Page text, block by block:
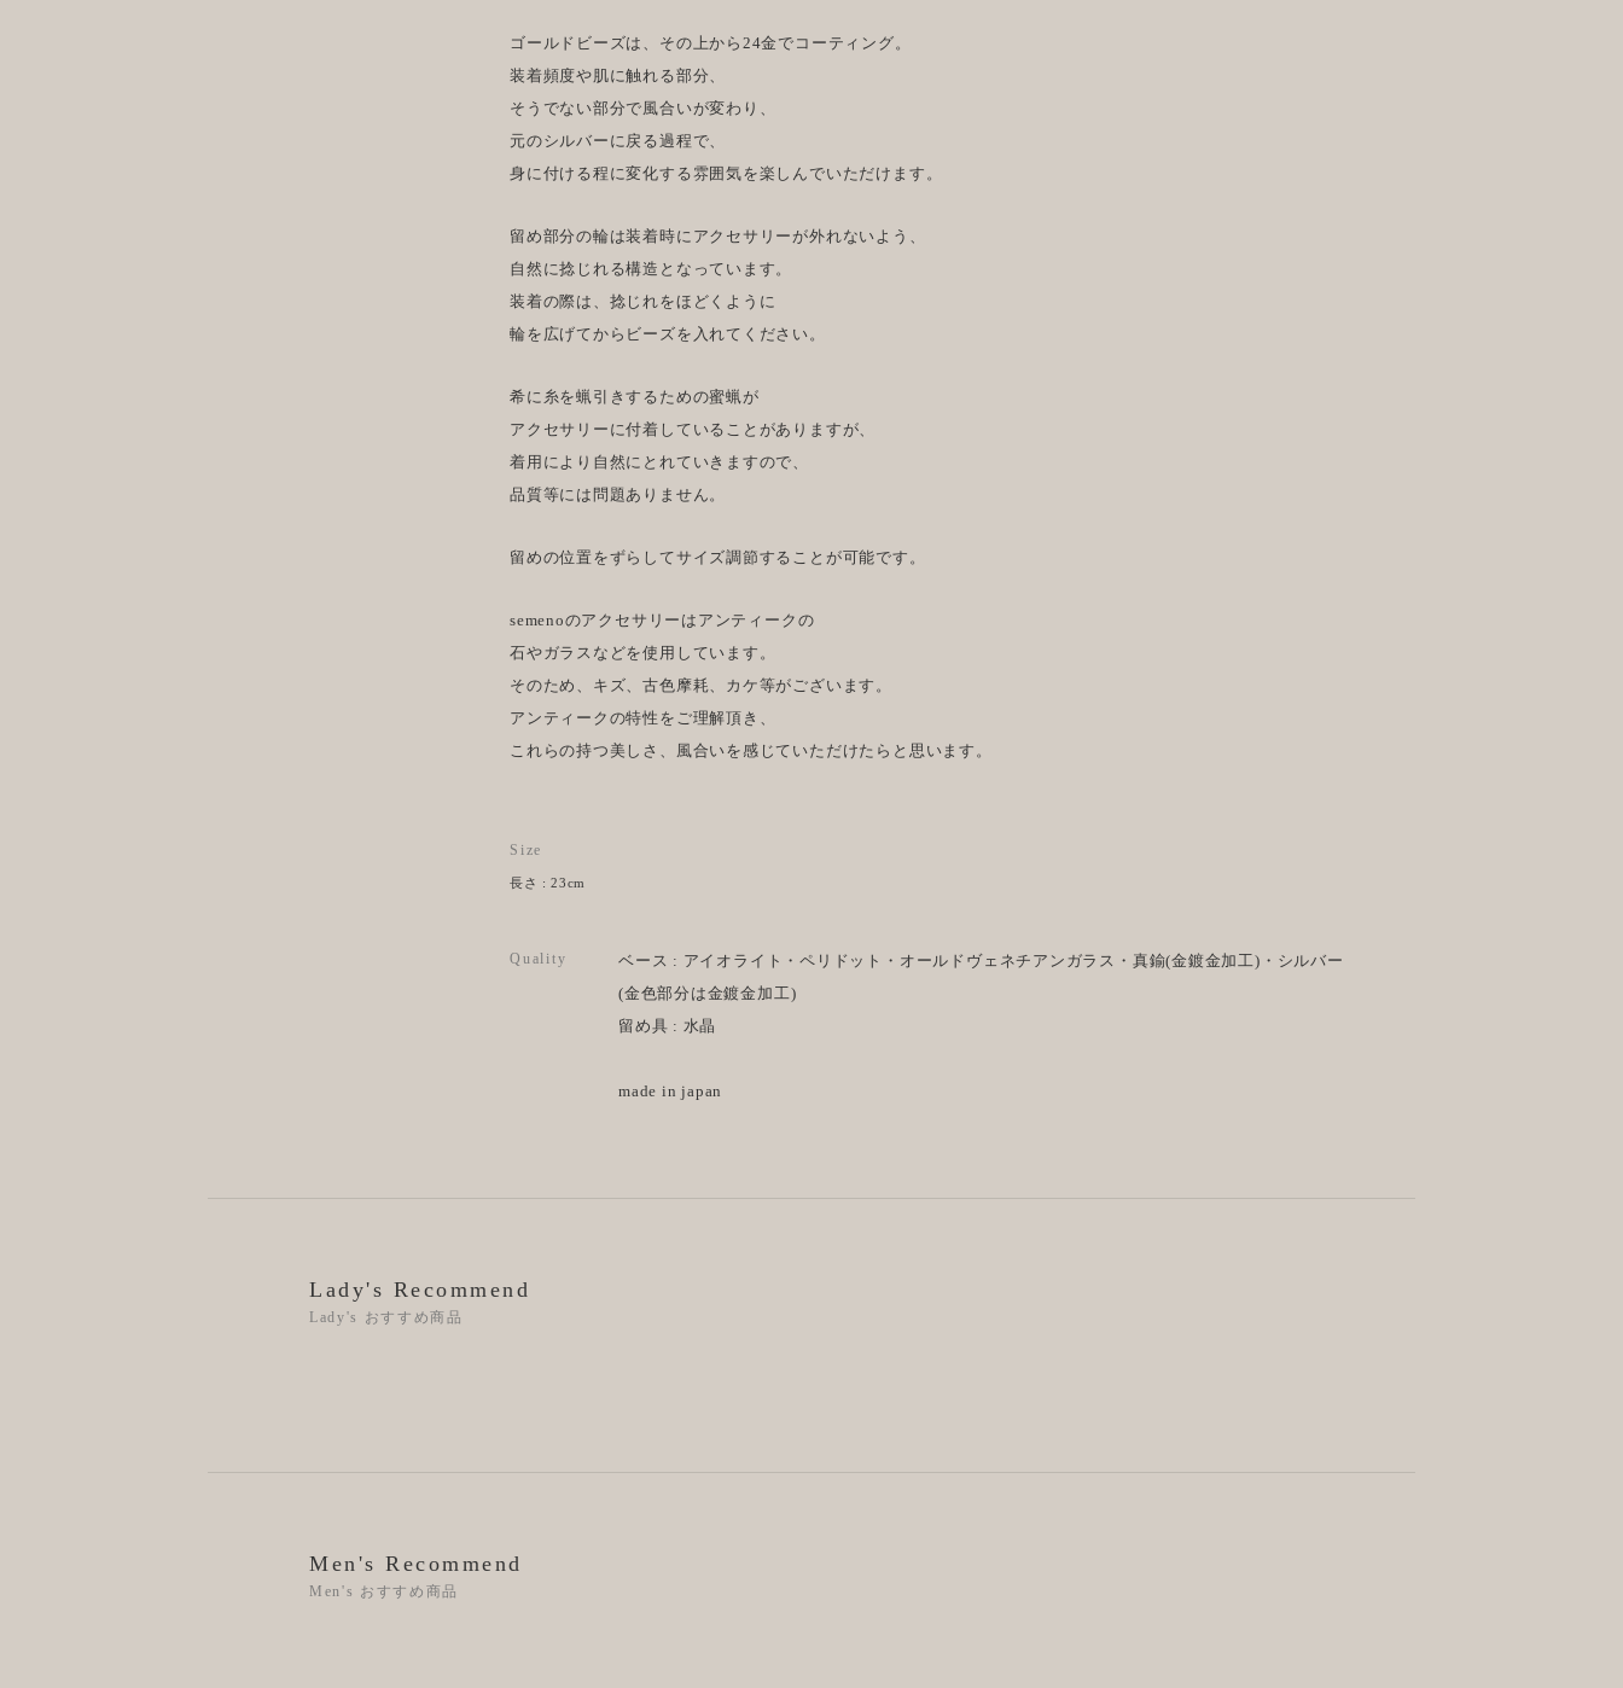
ゴールドビーズは、その上から24金でコーティング。
装着頻度や肌に触れる部分、
そうでない部分で風合いが変わり、
元のシルバーに戻る過程で、
身に付ける程に変化する雰囲気を楽しんでいただけます。
留め部分の輪は装着時にアクセサリーが外れないよう、
自然に捻じれる構造となっています。
装着の際は、捻じれをほどくように
輪を広げてからビーズを入れてください。
希に糸を蝋引きするための蜜蝋が
アクセサリーに付着していることがありますが、
着用により自然にとれていきますので、
品質等には問題ありません。
留めの位置をずらしてサイズ調節することが可能です。
semenoのアクセサリーはアンティークの
石やガラスなどを使用しています。
そのため、キズ、古色摩耗、カケ等がございます。
アンティークの特性をご理解頂き、
これらの持つ美しさ、風合いを感じていただけたらと思います。
Size
長さ : 23cm
Quality
ベース : アイオライト・ペリドット・オールドヴェネチアンガラス・真鍮(金鍍金加工)・シルバー
(金色部分は金鍍金加工)
留め具 : 水晶
made in japan
Lady's Recommend
Lady's おすすめ商品
Men's Recommend
Men's おすすめ商品